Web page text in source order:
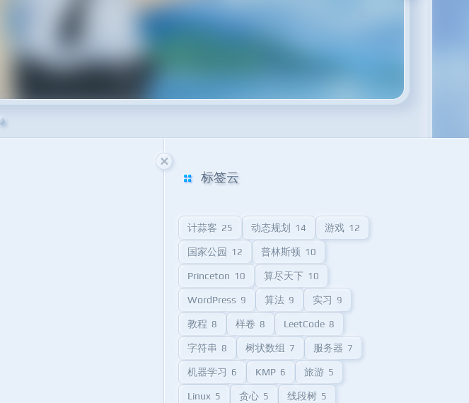
标签云
计蒜客 25 动态规划 14 游戏 12
国家公园 12 普林斯顿 10
Princeton 10 算尽天下 10
WordPress 9 算法 9 实习 9
教程 8 样卷 8 LeetCode 8
字符串 8 树状数组 7 服务器 7
机器学习 6 KMP 6 旅游 5
Linux 5 贪心 5 线段树 5